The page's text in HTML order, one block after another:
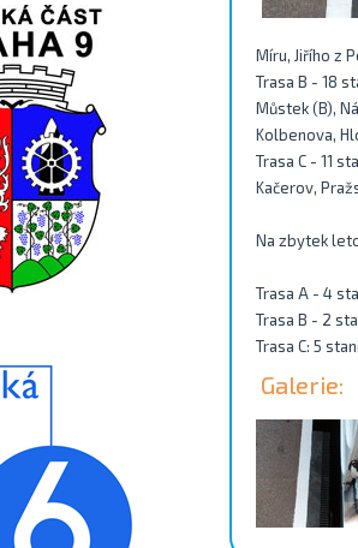
Míru, Jiřího z
Trasa B - 18
Můstek (B),
Kolbenova,
Trasa C - 11
Kačerov,
Na zbytek
Trasa A - 4
Trasa B - 2
Trasa C: 5
Galerie: